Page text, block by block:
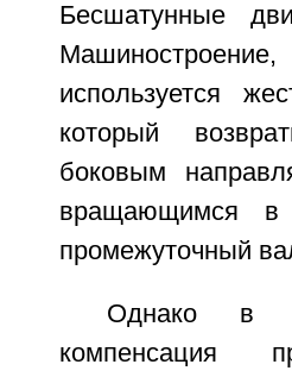
Бесшатунные
используется
который
боковым
вращающимся в
промежуточный
Однако в
компенсация